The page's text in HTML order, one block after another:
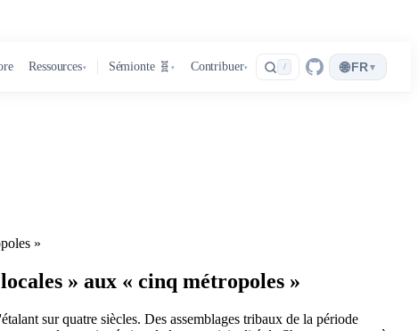
Ressources▾ Sémionte 🧬 ▾ Contribuer▾ / 🌐FR ▾
»
» aux « cinq métropoles »
sur quatre siècles. Des assemblages tribaux de la période